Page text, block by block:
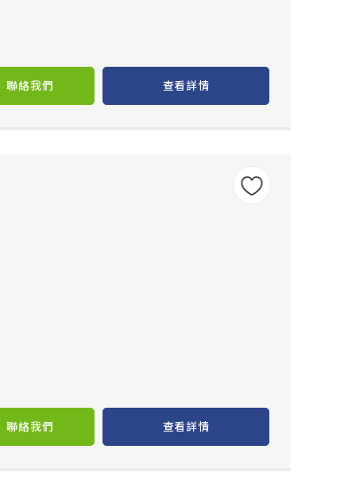
聯絡我們 查看詳情
聯絡我們 查看詳情